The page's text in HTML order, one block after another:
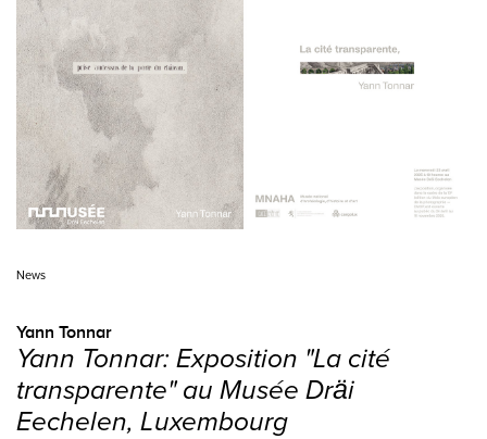
News
Yann Tonnar
Yann Tonnar: Exposition "La cité
transparente" au Musée Dräi
Eechelen, Luxembourg